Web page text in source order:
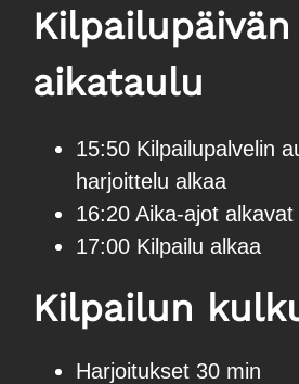
Kilpailupäivän
aikataulu
15:50 Kilpailupalvelin
harjoittelu alkaa
16:20 Aika-ajot alkavat
17:00 Kilpailu alkaa
Kilpailun
Harjoitukset 30 min